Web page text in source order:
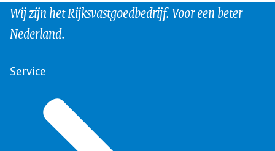
Wij zijn het Rijksvastgoedbedrijf. Voor een beter
Nederland.
Service